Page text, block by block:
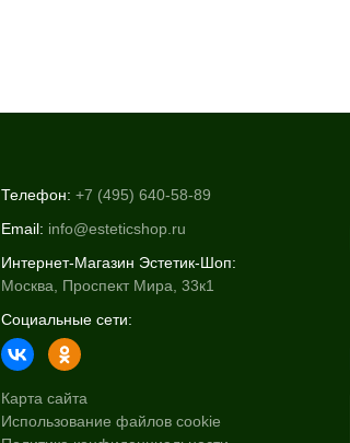
Телефон: +7 (495) 640-58-89
Email: info@esteticshop.ru
Интернет-Магазин Эстетик-Шоп:
Москва, Проспект Мира, 33к1
Социальные сети:
Карта сайта
Использование файлов cookie